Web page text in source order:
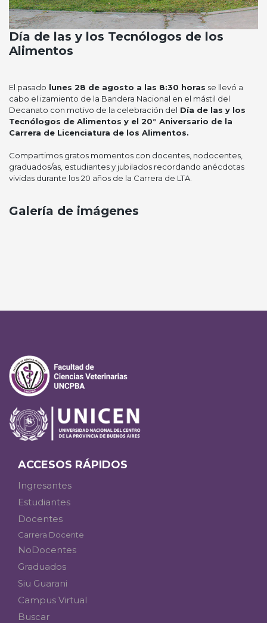
Día de las y los Tecnólogos de los
Alimentos
El pasado lunes 28 de agosto a las 8:30 horas se llevó a
cabo el izamiento de la Bandera Nacional en el mástil del
Decanato con motivo de la celebración del Día de las y los
Tecnólogos de Alimentos y el 20° Aniversario de la
Carrera de Licenciatura de los Alimentos.
Compartimos gratos momentos con docentes, nodocentes,
graduados/as, estudiantes y jubilados recordando anécdotas
vividas durante los 20 años de la Carrera de LTA.
Galería de imágenes
ACCESOS RÁPIDOS
Ingresantes
Estudiantes
Docentes
Carrera Docente
NoDocentes
Graduados
Siu Guarani
Campus Virtual
Buscar